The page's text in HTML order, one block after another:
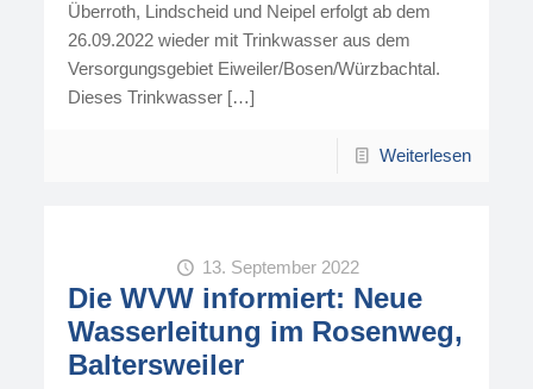
Überroth, Lindscheid und Neipel erfolgt ab dem
26.09.2022 wieder mit Trinkwasser aus dem
Versorgungsgebiet Eiweiler/Bosen/Würzbachtal.
Dieses Trinkwasser […]
Weiterlesen
13. September 2022
Die WVW informiert: Neue
Wasserleitung im Rosenweg,
Baltersweiler